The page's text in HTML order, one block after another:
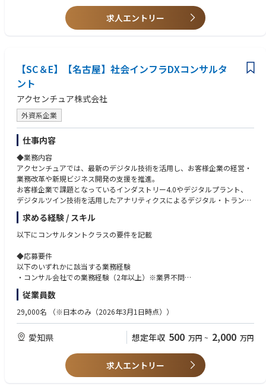
■働き方（ワークライフバランスを維持し働ける環境）
・全社平均残業時間：約20時間/月
・自社でも業務改革、プロセス効率化、働き方改革に取り組んでいます。
Teams/Sharepoint/Outlook
■リース・金融業：会計システム・パッケージの導入※その他：自社会計
パッケージ（ACTシリーズ）の導入 他
∟7割：パッケージ開発（会計管理システム、購買管理システム、生産管
理システム等）
∟3割：スクラッチ開発（Java、Javascript等）
【名古屋支店の紹介】
名古屋支店では特に『お客様の利益を第一に』を大事にしております。
お客様の利益の為になるのかヒアリング、思考した上でお客様の利益向上
に必要なシステムのみを導入します。
自動車などの製造業向けのプライム案件が多く、大規模や長期的なプロジ
ェクトに携わることも可能です。
上流工程だけではなく将来的には、技術のスペシャリストやPL・PM、IT
コンサル、管理者、営業職等幅広いキャリアの選択が可能です。一緒にキ
ャリアの叶え方を考えていきますので是非現在のキャリアプランを教えて
ください！
１．プログラマー
└Java、Javascript、PL/SQL、ローコードなどを使用してソフトウェアや
アプリケーションの設計、開発、テスト、保守を対応していただきます。
２．システムエンジニア
└システムのプロフェッショナルとなっていただきます。クライアントと
のコミュニケーションを取りながら技術面で現場を引っ張る存在となって
いただきます。
３．プロジェクトリーダー
└3－10人程、チームの計画、実行、完了に関する全体的な責任を持ち、
チームを指導して目標達成を目指していただきます。
４．プロジェクトマネージャー
└プロジェクトの全体の計画立案、リソース管理、リスク管理、外部との
求人エントリー
【SC＆E】【名古屋】社会インフラDXコンサルタ
ント
アクセンチュア株式会社
外資系企業
仕事内容
◆業務内容
アクセンチュアでは、最新のデジタル技術を活用し、お客様企業の経営・
業務改革や新規ビジネス開発の支援を推進。
お客様企業で課題となっているインダストリー4.0やデジタルプラント、
デジタルツイン技術を活用したアナリティクスによるデジタル・トランス
フォーメーションの推進を担います。
当社やパートナー企業のノウハウを活用して、お客様のトランスフォーメ
ーションを支援することにより、業務的な高度化だけでなく、お客様の財
◆プロジェクト事例
トシティー・地域再開発等）
・不動産・エネルギー・鉄道・道路・建設・造船等の社会インフラ領域の
企業向け中期経営計画やDX計画立案
・サステナビリティ計画立案、エネルギー転換事業立案、工場閉鎖・設備
売却計画立案、脱炭素実施計画立案
n Modeling）/CDEなどの技術データの体系化とそのエンジニアリングデ
ータ・図書管理のアウトソーシングサービススキーム構築・運用
求める経験 / スキル
以下にコンサルタントクラスの要件を記載
◆応募要件
以下のいずれかに該当する業務経験
・コンサル会社での業務経験（2年以上）※業界不問
・社会インフラ（不動産・建築・土木・鉄道・航空・海運・コンビニ・官
庁・自治体）領域（3年以上）
・エネルギー（総合商社・電力・ガス・石油）の事業者での業務経験（5
・ソフトウェアやSI企業において、プライムコントラクターとしてエネル
ギー・鉄道/建設/不動産・公共向けのプロジェクト経験（3年以上）
以下いずれかの資格保有者
１級電気通信工事施工管理技士、技術士（電気電子）
従業員数
29,000名 （※日本のみ（2026年3月1日時点））
愛知県 想定年収 500 万円 ~ 2,000 万円
求人エントリー